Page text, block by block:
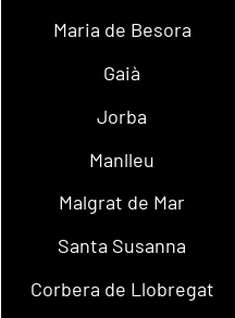
Maria de Besora
Gaià
Jorba
Manlleu
Malgrat de Mar
Santa Susanna
Corbera de Llobregat